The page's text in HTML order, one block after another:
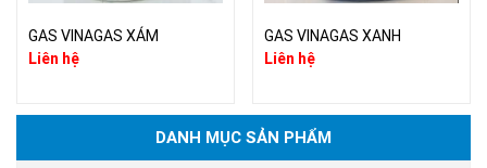
GAS VINAGAS XÁM
Liên hệ
GAS VINAGAS XANH
Liên hệ
DANH MỤC SẢN PHẨM